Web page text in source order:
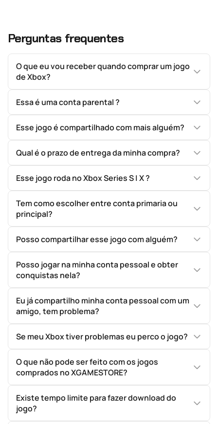
Perguntas frequentes
O que eu vou receber quando comprar um jogo
de Xbox?
Essa é uma conta parental ?
Esse jogo é compartilhado com mais alguém?
Qual é o prazo de entrega da minha compra?
Esse jogo roda no Xbox Series S | X ?
Tem como escolher entre conta primaria ou
principal?
Posso compartilhar esse jogo com alguém?
Posso jogar na minha conta pessoal e obter
conquistas nela?
Eu já compartilho minha conta pessoal com um
amigo, tem problema?
Se meu Xbox tiver problemas eu perco o jogo?
O que não pode ser feito com os jogos
comprados no XGAMESTORE?
Existe tempo limite para fazer download do
jogo?